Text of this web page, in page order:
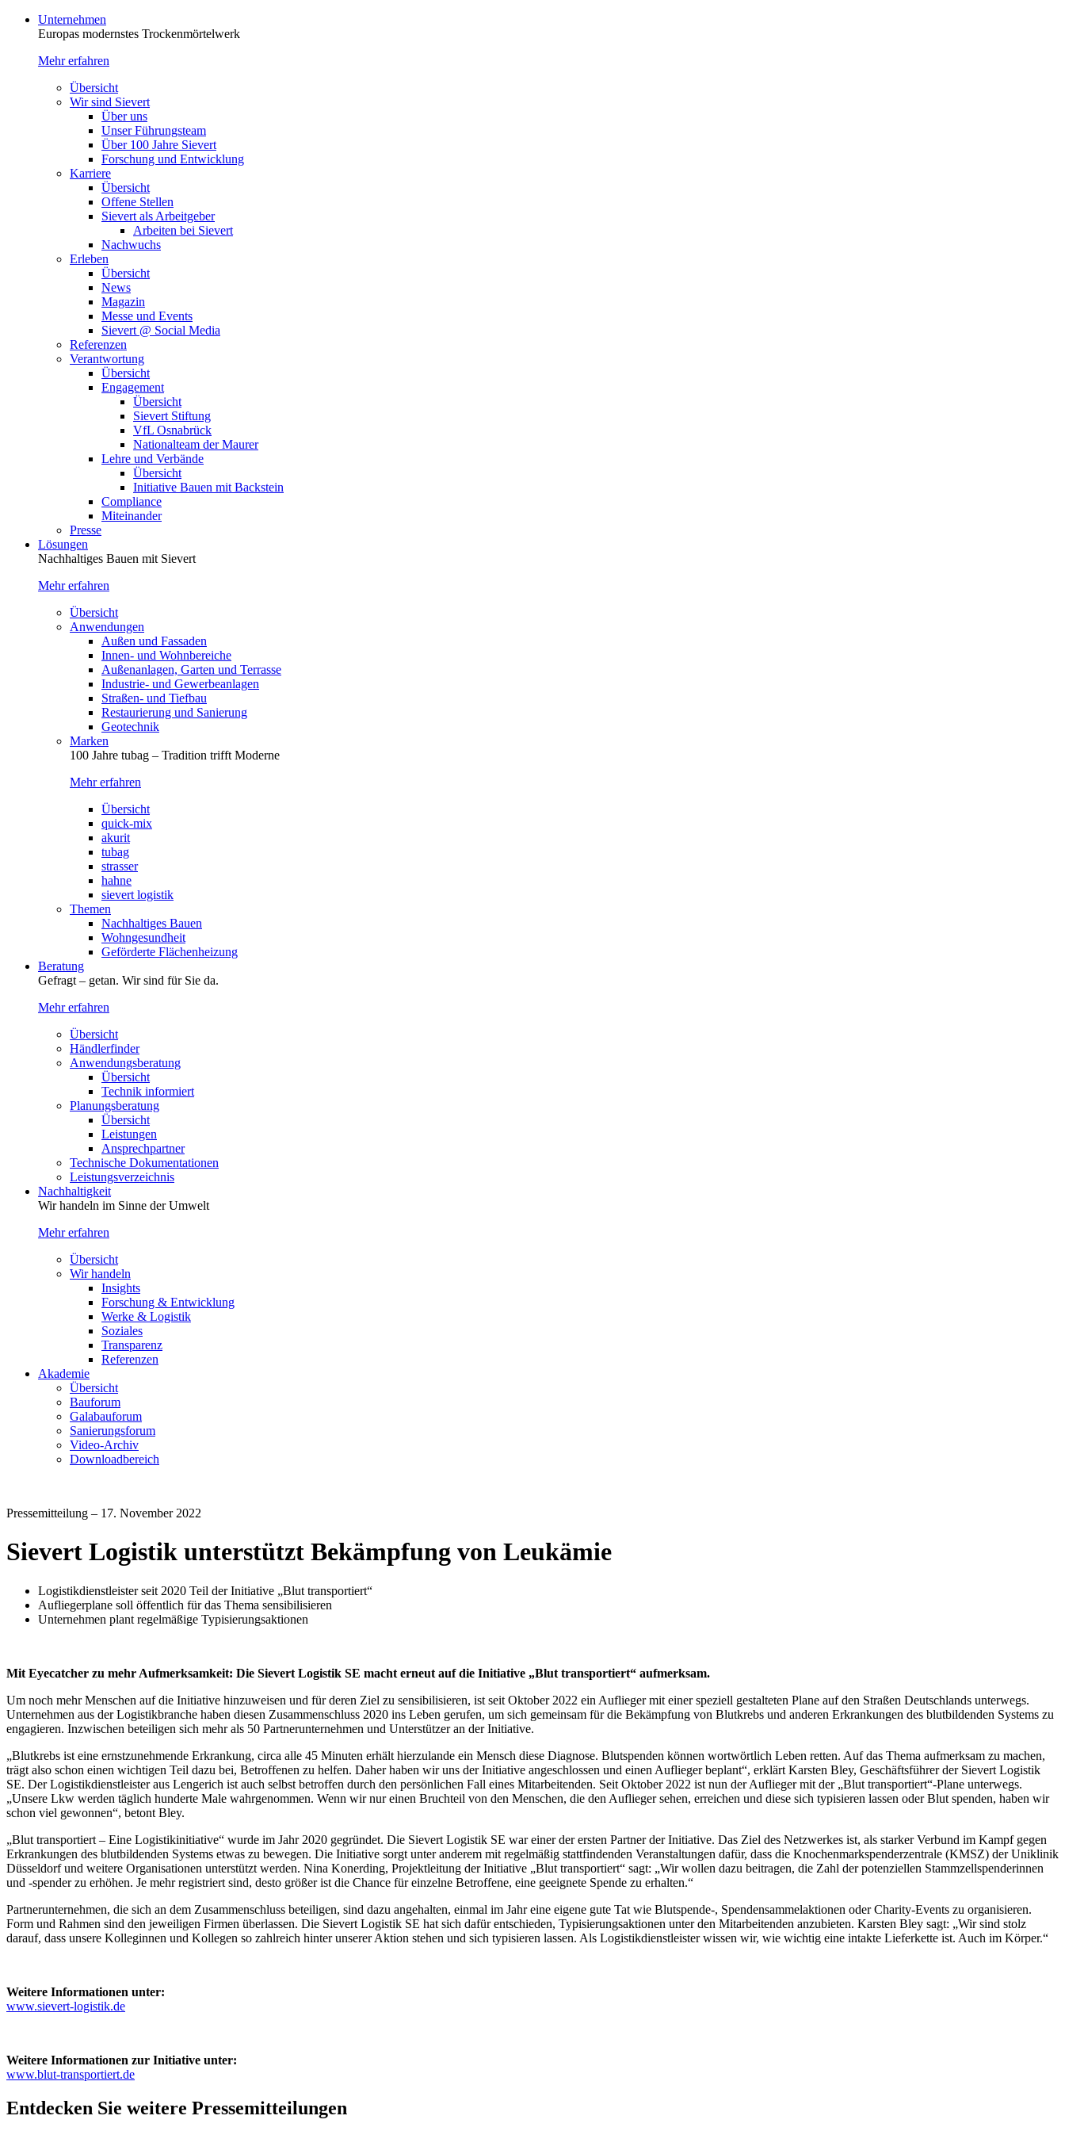
Unternehmen
Europas modernstes Trocken­mörtelwerk
Mehr erfahren
Übersicht
Wir sind Sievert
Über uns
Unser Führungsteam
Über 100 Jahre Sievert
Forschung und Entwicklung
Karriere
Übersicht
Offene Stellen
Sievert als Arbeitgeber
Arbeiten bei Sievert
Nachwuchs
Erleben
Übersicht
News
Magazin
Messe und Events
Sievert @ Social Media
Referenzen
Verantwortung
Übersicht
Engagement
Übersicht
Sievert Stiftung
VfL Osnabrück
Nationalteam der Maurer
Lehre und Verbände
Übersicht
Initiative Bauen mit Backstein
Compliance
Miteinander
Presse
Lösungen
Nachhaltiges Bauen mit Sievert
Mehr erfahren
Übersicht
Anwendungen
Außen und Fassaden
Innen- und Wohnbereiche
Außenanlagen, Garten und Terrasse
Industrie- und Gewerbeanlagen
Straßen- und Tiefbau
Restaurierung und Sanierung
Geotechnik
Marken
100 Jahre tubag – Tradition trifft Moderne
Mehr erfahren
Übersicht
quick-mix
akurit
tubag
strasser
hahne
sievert logistik
Themen
Nachhaltiges Bauen
Wohngesundheit
Geförderte Flächenheizung
Beratung
Gefragt – getan. Wir sind für Sie da.
Mehr erfahren
Übersicht
Händlerfinder
Anwendungsberatung
Übersicht
Technik informiert
Planungsberatung
Übersicht
Leistungen
Ansprechpartner
Technische Dokumentationen
Leistungsverzeichnis
Nachhaltigkeit
Wir handeln im Sinne der Umwelt
Mehr erfahren
Übersicht
Wir handeln
Insights
Forschung & Entwicklung
Werke & Logistik
Soziales
Transparenz
Referenzen
Akademie
Übersicht
Bauforum
Galabauforum
Sanierungsforum
Video-Archiv
Downloadbereich
Pressemitteilung – 17. November 2022
Sievert Logistik unterstützt Bekämpfung von Leukämie
Logistikdienstleister seit 2020 Teil der Initiative „Blut transportiert“
Aufliegerplane soll öffentlich für das Thema sensibilisieren
Unternehmen plant regelmäßige Typisierungsaktionen
Mit Eyecatcher zu mehr Aufmerksamkeit: Die Sievert Logistik SE macht erneut auf die Initiative „Blut transportiert“ aufmerksam.
Um noch mehr Menschen auf die Initiative hinzuweisen und für deren Ziel zu sensibilisieren, ist seit Oktober 2022 ein Auflieger mit einer speziell gestalteten Plane auf den Straßen Deutschlands unterwegs.
Unternehmen aus der Logistikbranche haben diesen Zusammenschluss 2020 ins Leben gerufen, um sich gemeinsam für die Bekämpfung von Blutkrebs und anderen Erkrankungen des blutbildenden Systems zu
engagieren. Inzwischen beteiligen sich mehr als 50 Partnerunternehmen und Unterstützer an der Initiative.
„Blutkrebs ist eine ernstzunehmende Erkrankung, circa alle 45 Minuten erhält hierzulande ein Mensch diese Diagnose. Blutspenden können wortwörtlich Leben retten. Auf das Thema aufmerksam zu machen,
trägt also schon einen wichtigen Teil dazu bei, Betroffenen zu helfen. Daher haben wir uns der Initiative angeschlossen und einen Auflieger beplant“, erklärt Karsten Bley, Geschäftsführer der Sievert Logistik
SE. Der Logistikdienstleister aus Lengerich ist auch selbst betroffen durch den persönlichen Fall eines Mitarbeitenden. Seit Oktober 2022 ist nun der Auflieger mit der „Blut transportiert“-Plane unterwegs.
„Unsere Lkw werden täglich hunderte Male wahrgenommen. Wenn wir nur einen Bruchteil von den Menschen, die den Auflieger sehen, erreichen und diese sich typisieren lassen oder Blut spenden, haben wir
schon viel gewonnen“, betont Bley.
„Blut transportiert – Eine Logistikinitiative“ wurde im Jahr 2020 gegründet. Die Sievert Logistik SE war einer der ersten Partner der Initiative. Das Ziel des Netzwerkes ist, als starker Verbund im Kampf gegen
Erkrankungen des blutbildenden Systems etwas zu bewegen. Die Initiative sorgt unter anderem mit regelmäßig stattfindenden Veranstaltungen dafür, dass die Knochenmarkspenderzentrale (KMSZ) der Uniklinik
Düsseldorf und weitere Organisationen unterstützt werden. Nina Konerding, Projektleitung der Initiative „Blut transportiert“ sagt: „Wir wollen dazu beitragen, die Zahl der potenziellen Stammzellspenderinnen
und -spender zu erhöhen. Je mehr registriert sind, desto größer ist die Chance für einzelne Betroffene, eine geeignete Spende zu erhalten.“
Partnerunternehmen, die sich an dem Zusammenschluss beteiligen, sind dazu angehalten, einmal im Jahr eine eigene gute Tat wie Blutspende-, Spendensammelaktionen oder Charity-Events zu organisieren.
Form und Rahmen sind den jeweiligen Firmen überlassen. Die Sievert Logistik SE hat sich dafür entschieden, Typisierungsaktionen unter den Mitarbeitenden anzubieten. Karsten Bley sagt: „Wir sind stolz
darauf, dass unsere Kolleginnen und Kollegen so zahlreich hinter unserer Aktion stehen und sich typisieren lassen. Als Logistikdienstleister wissen wir, wie wichtig eine intakte Lieferkette ist. Auch im Körper.“
Weitere Informationen unter:
www.sievert-logistik.de
Weitere Informationen zur Initiative unter:
www.blut-transportiert.de
Entdecken Sie weitere Pressemitteilungen